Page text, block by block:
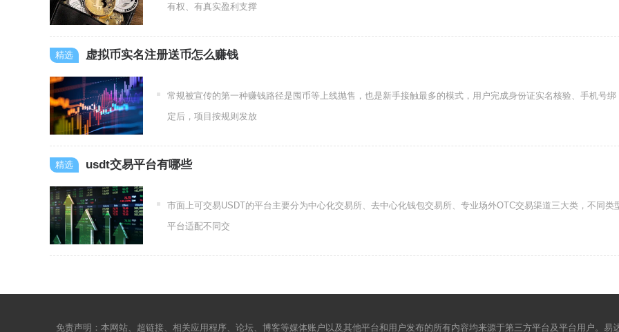
有权、有真实盈利支撑
虚拟币实名注册送币怎么赚钱
常规被宣传的第一种赚钱路径是囤币等上线抛售，也是新手接触最多的模式，用户完成身份证实名核验、手机号绑
定后，项目按规则发放
usdt交易平台有哪些
市面上可交易USDT的平台主要分为中心化交易所、去中心化钱包交易所、专业场外OTC交易渠道三大类，不同类
平台适配不同交
免责声明：本网站、超链接、相关应用程序、论坛、博客等媒体账户以及其他平台和用户发布的所有内容均来源于第三方平台及平台用户。